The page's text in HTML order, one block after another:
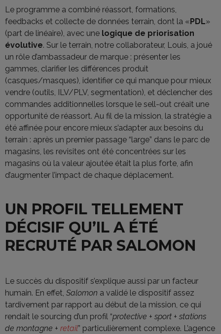
Le programme a combiné réassort, formations,
feedbacks et collecte de données terrain, dont la «PDL»
(part de linéaire), avec une logique de priorisation
évolutive. Sur le terrain, notre collaborateur, Louis, a joué
un rôle d’ambassadeur de marque : présenter les
gammes, clarifier les différences produit
(casques/masques), identifier ce qui manque pour mieux
vendre (outils, ILV/PLV, segmentation), et déclencher des
commandes additionnelles lorsque le sell-out créait une
opportunité de réassort. Au fil de la mission, la stratégie a
été affinée pour encore mieux s’adapter aux besoins du
terrain : après un premier passage “large” dans le parc de
magasins, les revisites ont été concentrées sur les
magasins où la valeur ajoutée était la plus forte, afin
d’augmenter l’impact de chaque déplacement.
UN PROFIL TELLEMENT
DÉCISIF QU’IL A ÉTÉ
RECRUTÉ PAR SALOMON
Le succès du dispositif s’explique aussi par un facteur
humain. En effet, Salomon a validé le dispositif assez
tardivement par rapport au début de la mission, ce qui
rendait le sourcing d’un profil “protective + sport + stations
de montagne + retail” particulièrement complexe. L’agence